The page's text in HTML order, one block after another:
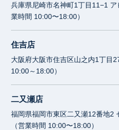
兵庫県尼崎市名神町1丁目11−1
業時間 10:00〜18:00）
住吉店
大阪府大阪市住吉区山之内1丁目
10:00～18:00）
二又瀬店
福岡県福岡市東区二又瀬12番地2
（営業時間 10:00〜18:00）